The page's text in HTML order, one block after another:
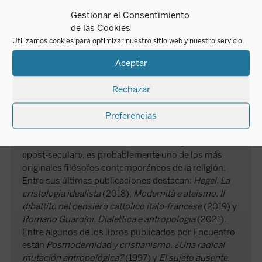
Gestionar el Consentimiento
de las Cookies
Utilizamos cookies para optimizar nuestro sitio web y nuestro servicio.
Aceptar
Rechazar
Preferencias
Massimo Borghesi (1951) es catedrático de Filosofía
Moral en el Departamento de Filosofía, ciencias
sociales, humanas y de la formación de la
Universidad de Perugia. Ha sido director de la Cátedra
Bonaventuriana en la Pontificia Universidad San
Buenaventura.
Especialista en el pensamiento filosófico alemán de
los siglos XIX y XX, con particular atención a los
«post-secular», es probablemente uno de los más
originales filósofos contemporáneos de la religión.
Entre sus últimas publicaciones destacan: Hegel. La
cristologia idealista(2018); Modernità e ateismo. Il
dibattito nel pensiero cattolico italo-francese(2019) y
Romano Guardini. Dialettica e antropologia(2021).
Entre algunos de los libros publicados por Encuentro
están Posmodernidad y cristianismo. ¿Una radical
mutación antropológica?(1997) y El sujeto ausente.